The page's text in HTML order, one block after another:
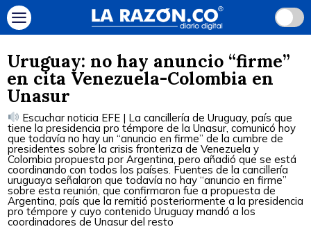
Uruguay: no hay anuncio “firme”
en cita Venezuela-Colombia en
Unasur
Escuchar noticia EFE | La cancillería de Uruguay, país que
tiene la presidencia pro témpore de la Unasur, comunicó hoy
que todavía no hay un “anuncio en firme” de la cumbre de
presidentes sobre la crisis fronteriza de Venezuela y
Colombia propuesta por Argentina, pero añadió que se está
coordinando con todos los países. Fuentes de la cancillería
uruguaya señalaron que todavía no hay “anuncio en firme”
sobre esta reunión, que confirmaron fue a propuesta de
Argentina, país que la remitió posteriormente a la presidencia
pro témpore y cuyo contenido Uruguay mandó a los
coordinadores de Unasur del resto